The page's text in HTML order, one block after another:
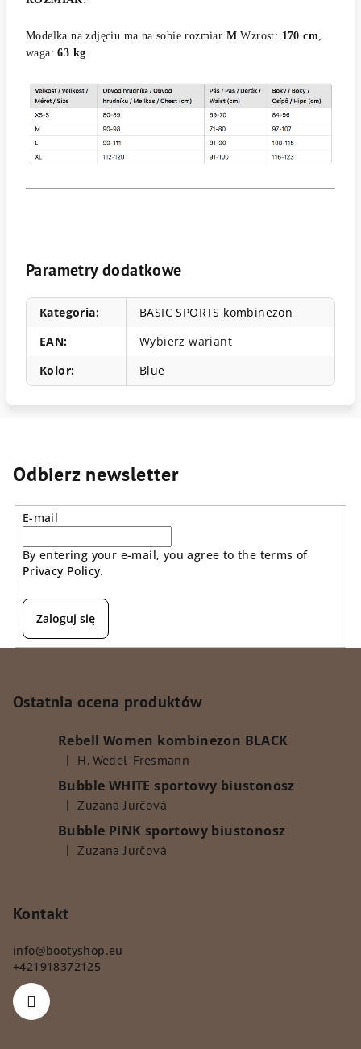
Modelka na zdjęciu ma na sobie rozmiar M .Wzrost: 170 cm
waga:63 kg
Parametry dodatkowe
Kategoria:
BASIC SPORTS kombinezon
EAN:
Wybierz wariant
Kolor: Blue
Odbierz newsletter
E-mail
By entering your e-mail, you agree to the terms of
Privacy Policy.
Zaloguj się
Ostatnia ocena produktów
Rebell Women kombinezon BLACK
Ocena produktu to 5 na 5 gwiazdek.
| H. Wedel-Fresmann
Bubble WHITE sportowy biustonosz
Ocena produktu to 5 na 5 gwiazdek.
| Zuzana Jurčová
Bubble PINK sportowy biustonosz
Ocena produktu to 5 na 5 gwiazdek.
| Zuzana Jurčová
Kontakt
info@bootyshop.eu
+421918372125